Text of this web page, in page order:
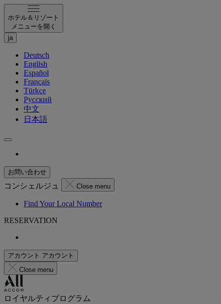
ホテル＆リゾート
メニューを開く
ja
Deutsch
English
Español
Français
Türkçe
Русский
中文
日本語
お問い合わせ
コンシェルジュ Close menu
Find Your Local Number
RESERVATION
アカウント アカウント
Close menu
ロイヤルティプログラム